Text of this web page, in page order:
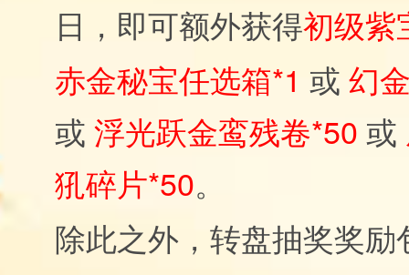
日，即可额外获得初级紫
赤金秘宝任选箱*1 或 幻
或 浮光跃金鸾残卷*50 或
犼碎片*50。
除此之外，转盘抽奖奖励